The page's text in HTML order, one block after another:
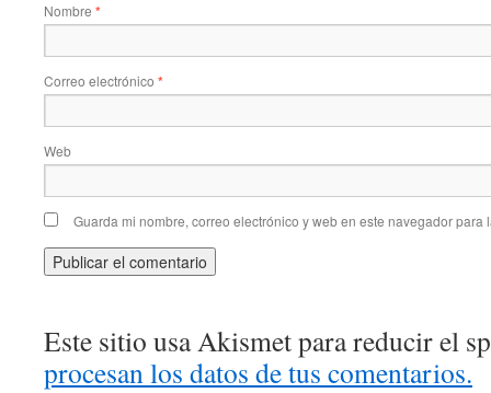
Nombre *
Correo electrónico *
Web
Guarda mi nombre, correo electrónico y web en este navegador para
Este sitio usa Akismet para reducir el
procesan los datos de tus comentarios.